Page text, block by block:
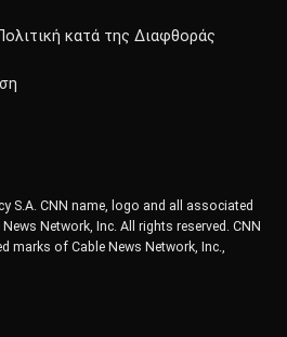
κατά της Διαφθοράς
S.A. CNN name, logo and all associated
Network, Inc. All rights reserved. CNN
marks of Cable News Network, Inc.,